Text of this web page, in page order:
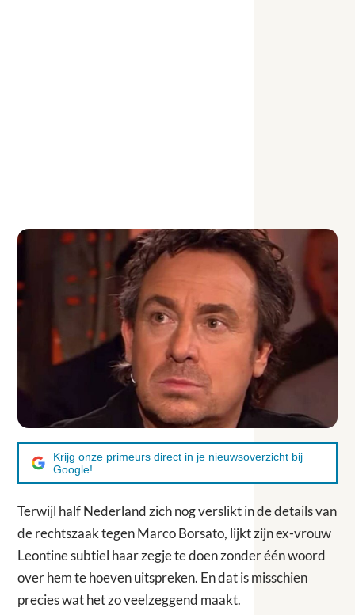
Krijg onze primeurs direct in je nieuwsoverzicht bij
Google!
Terwijl half Nederland zich nog verslikt in de details van
de rechtszaak tegen Marco Borsato, lijkt zijn ex-vrouw
Leontine subtiel haar zegje te doen zonder één woord
over hem te hoeven uitspreken. En dat is misschien
precies wat het zo veelzeggend maakt.